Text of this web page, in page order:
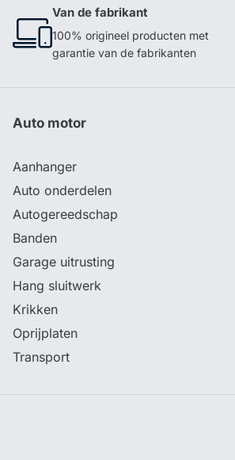
Van de fabrikant
100% origineel producten met
garantie van de fabrikanten
Auto motor
Aanhanger
Auto onderdelen
Autogereedschap
Banden
Garage uitrusting
Hang sluitwerk
Krikken
Oprijplaten
Transport